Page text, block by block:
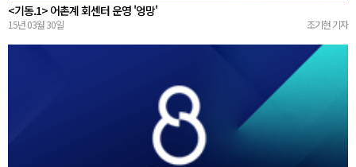
<기동.1> 어촌계 회센터 운영 '엉망'
15년 03월 30일 조기현 기자